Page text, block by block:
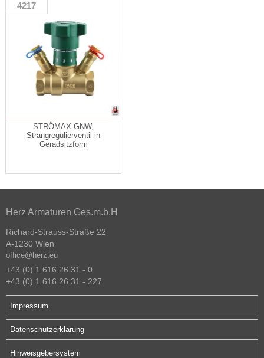
4217
STRÖMAX-GNW,
Strangregulierventil in
Geradsitzform
Herz Armaturen Ges.m.b.H
Richard-Strauss-Straße 22
A-1230 Wien
office@herz.eu
+43 (0) 1 616 26 31 - 0
+43 (0) 1 616 26 31 - 227
Impressum
Datenschutzerklärung
Hinweisgebersystem